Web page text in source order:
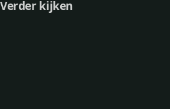
Verder kijken